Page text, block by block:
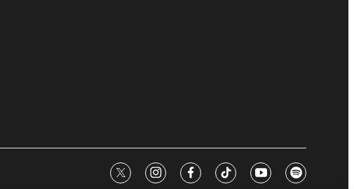
twitterinstagram
facebooktiktokyoutubespotify